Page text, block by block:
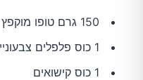
150 גרם טופו מוקפץ
1 כוס פלפלים צבעוניים
1 כוס קישואים